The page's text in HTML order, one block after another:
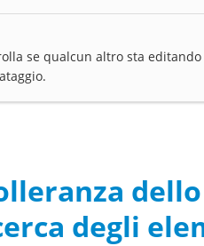
se qualcun altro sta
degli